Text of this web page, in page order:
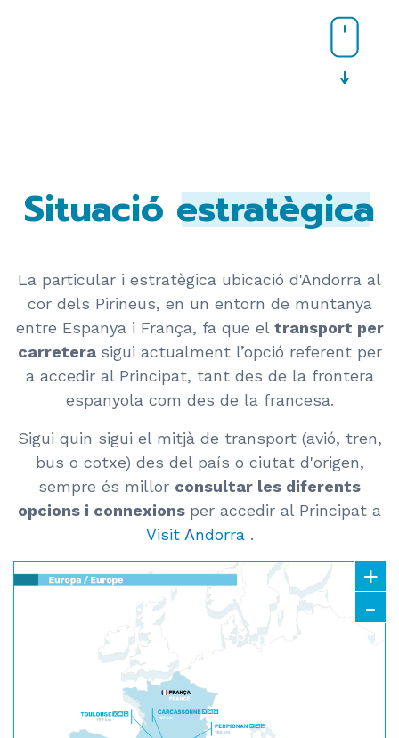
Situació estratègica
La particular i estratègica ubicació d'Andorra al
cor dels Pirineus, en un entorn de muntanya
entre Espanya i França, fa que el transport per
carretera sigui actualment l’opció referent per
a accedir al Principat, tant des de la frontera
espanyola com des de la francesa.
Sigui quin sigui el mitjà de transport (avió, tren,
bus o cotxe) des del país o ciutat d'origen,
sempre és millor consultar les diferents
opcions i connexions per accedir al Principat a
Visit Andorra .
+
-